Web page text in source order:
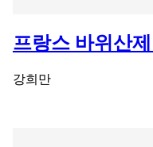
프랑스 바위산
강희만